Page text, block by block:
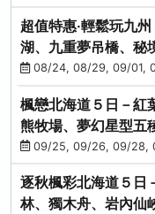
超值特惠‧輕鬆玩九
湖、九重夢吊橋、秘
飽08/24, 08/29, 09/01,
楓戀北海道５日－紅
熊牧場、夢幻星型五
丑漢堡、洞爺花火
09/25, 09/26, 09/28,
逐秋楓彩北海道５日
林、獨木舟、岩內仙